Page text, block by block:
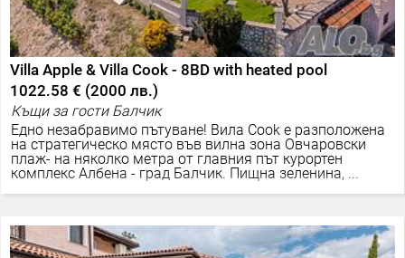
Villa Apple & Villa Cook - 8BD with heated pool
1022.58 € (2000 лв.)
Къщи за гости Балчик
Едно незабравимо пътуване! Вила Cook е разположена
на стратегическо място във вилна зона Овчаровски
плаж- на няколко метра от главния път курортен
комплекс Албена - град Балчик. Пищна зеленина, ...